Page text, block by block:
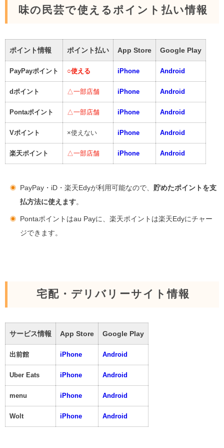
味の民芸で使えるポイント払い情報
ポイント情報 ポイント払い App Store Google Play
PayPayポイント ○使える iPhone Android
dポイント △一部店舗 iPhone Android
Pontaポイント △一部店舗 iPhone Android
Vポイント ×使えない iPhone Android
楽天ポイント △一部店舗 iPhone Android
PayPay・iD・楽天Edyが利用可能なので、 貯めたポイントを支
払方法に使えます。
Pontaポイントはau Payに、楽天ポイントは楽天Edyにチャー
ジできます。
宅配・デリバリーサイト情報
サービス情報 App Store Google Play
出前館 iPhone Android
Uber Eats iPhone Android
menu iPhone Android
Wolt iPhone Android